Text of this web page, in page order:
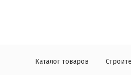
Каталог товаров